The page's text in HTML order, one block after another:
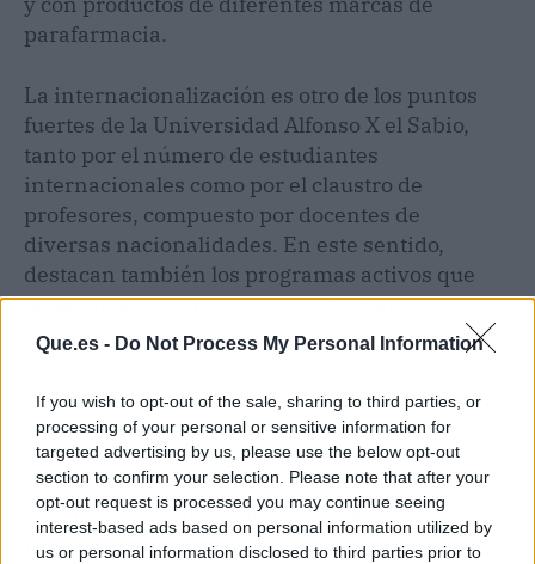
Que.es - Do Not Process My Personal Information
If you wish to opt-out of the sale, sharing to third parties, or
processing of your personal or sensitive information for
targeted advertising by us, please use the below opt-out
section to confirm your selection. Please note that after your
opt-out request is processed you may continue seeing
interest-based ads based on personal information utilized by
us or personal information disclosed to third parties prior to
parafarmacia.
La internacionalización es otro de los puntos
fuertes de la Universidad Alfonso X el Sabio,
tanto por el número de estudiantes
internacionales como por el claustro de
profesores, compuesto por docentes de
diversas nacionalidades. En este sentido,
destacan también los programas activos que
facilitan la movilidad de los estudiantes de
grado y la posibilidad de realizar prácticas en el
La Fundación CYD analiza, en la undécima
edición de su Ranking CYD, la contribución de
81 universidades de toda España en diversos
factores como enseñanza y aprendizaje,
investigación, transferencia de conocimiento,